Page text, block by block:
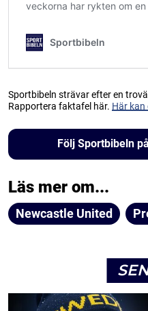
Sportbibeln strävar efter en
Rapportera faktafel här. Här kan
Följ Sportbibeln
Läs mer om...
Newcastle United